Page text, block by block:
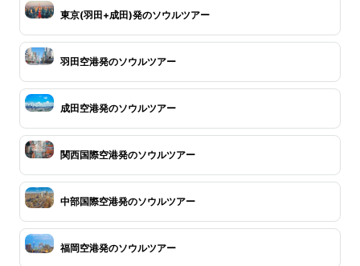
東京(羽田+成田)発のソウルツアー
羽田空港発のソウルツアー
成田空港発のソウルツアー
関西国際空港発のソウルツアー
中部国際空港発のソウルツアー
福岡空港発のソウルツアー